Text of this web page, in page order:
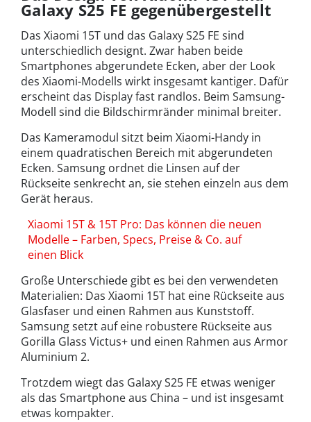
Galaxy S25 FE gegenübergestellt
Das Xiaomi 15T und das Galaxy S25 FE sind
unterschiedlich designt. Zwar haben beide
Smartphones abgerundete Ecken, aber der Look
des Xiaomi-Modells wirkt insgesamt kantiger. Dafür
erscheint das Display fast randlos. Beim Samsung-
Modell sind die Bildschirmränder minimal breiter.
Das Kameramodul sitzt beim Xiaomi-Handy in
einem quadratischen Bereich mit abgerundeten
Ecken. Samsung ordnet die Linsen auf der
Rückseite senkrecht an, sie stehen einzeln aus dem
Gerät heraus.
Xiaomi 15T & 15T Pro: Das können die neuen
Modelle – Farben, Specs, Preise & Co. auf
einen Blick
Große Unterschiede gibt es bei den verwendeten
Materialien: Das Xiaomi 15T hat eine Rückseite aus
Glasfaser und einen Rahmen aus Kunststoff.
Samsung setzt auf eine robustere Rückseite aus
Gorilla Glass Victus+ und einen Rahmen aus Armor
Aluminium 2.
Trotzdem wiegt das Galaxy S25 FE etwas weniger
als das Smartphone aus China – und ist insgesamt
etwas kompakter.